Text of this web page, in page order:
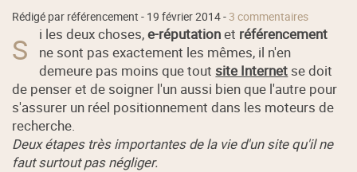
Rédigé par référencement - 19 février 2014- 3 commentaires
S i les deux choses,e-réputationet référencement
ne sont pas exactement les mêmes, il n'en
demeure pas moins que tout site Internet se doit
de penser et de soigner l'un aussi bien que l'autre pour
s'assurer un réel positionnement dans les moteurs de
recherche.
Deux étapes très importantes de la vie d'un site qu'il ne
faut surtout pas négliger.